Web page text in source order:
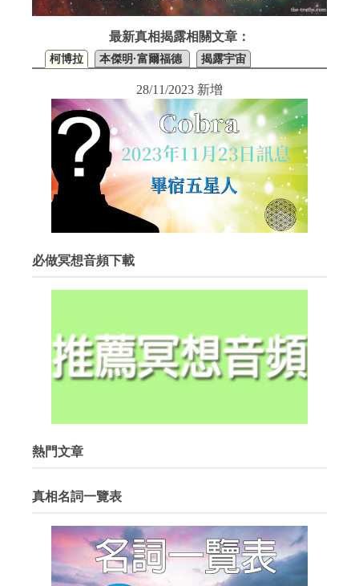
最新真相揭露相關文章：
柯博拉 本傑明·富爾福德 揭露宇宙
28/11/2023 新增
必做冥想音頻下載
熱門文章
真相名詞一覽表